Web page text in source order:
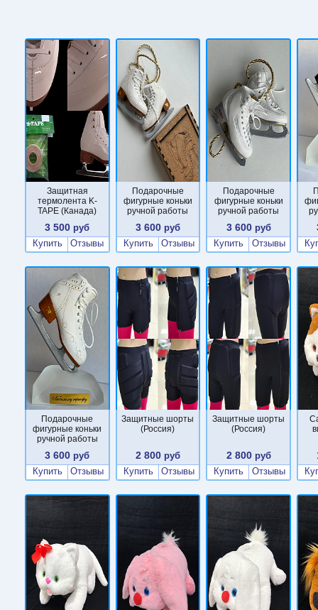
Защитная
термолента K-
TAPE (Канада)
3 500 руб
Купить
Отзывы
Подарочные
фигурные коньки
ручной работы
3 600 руб
Купить
Отзывы
Подарочные
фигурные коньки
ручной работы
3 600руб
Купить
Отзывы
Подарочные
фигурные коньки
ручной работы
3 600 руб
Купить
Отзывы
Защитные шорты
(Россия)
2 800 руб
Купить
Отзывы
Защитные шорты
(Россия)
2 800руб
Купить
Отзывы